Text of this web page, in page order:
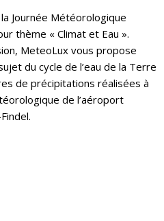
Journée Météorologique
thème « Climat et Eau ».
MeteoLux vous propose
du cycle de l’eau de la Terre
de précipitations réalisées à
de l’aéroport